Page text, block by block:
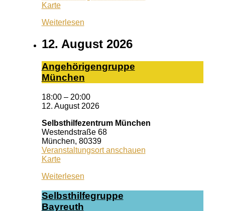
KarteKiss
Weiterlesen
12. August 2026
An­ge­hö­ri­gen­grup­pe
Mün­chen
18:00 – 20:00
12. August 2026
Selbsthilfezentrum München
Westendstraße 68
München, 80339
Veranstaltungsort anschauen
KarteSelbsthilfezentrum
Weiterlesen
Selbst­hil­fe­grup­pe
Bay­reuth